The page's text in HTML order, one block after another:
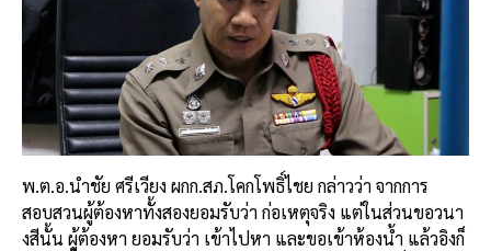
พ.ต.อ.นำชัย ศรีเวียง ผกก.สภ.โคกโพธิ์ไชย กล่าวว่า จากการ
สอบสวนผู้ต้องหาทั้งสองยอมรับว่า ก่อเหตุจริง แต่ในส่วนขอวนา
งสีนั้น ผู้ต้องหา ยอมรับว่า เข้าไปหา และขอเข้าห้องน้ำ แล้วอิงก็